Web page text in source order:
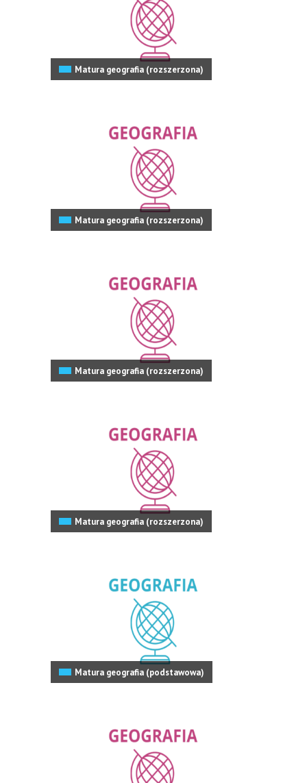
Matura geografia (rozszerzona)
Matura geografia (rozszerzona)
Matura geografia (rozszerzona)
Matura geografia (rozszerzona)
Matura geografia (podstawowa)